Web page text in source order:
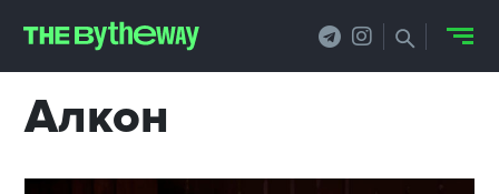
Алкон
PRO.ОБЗОР